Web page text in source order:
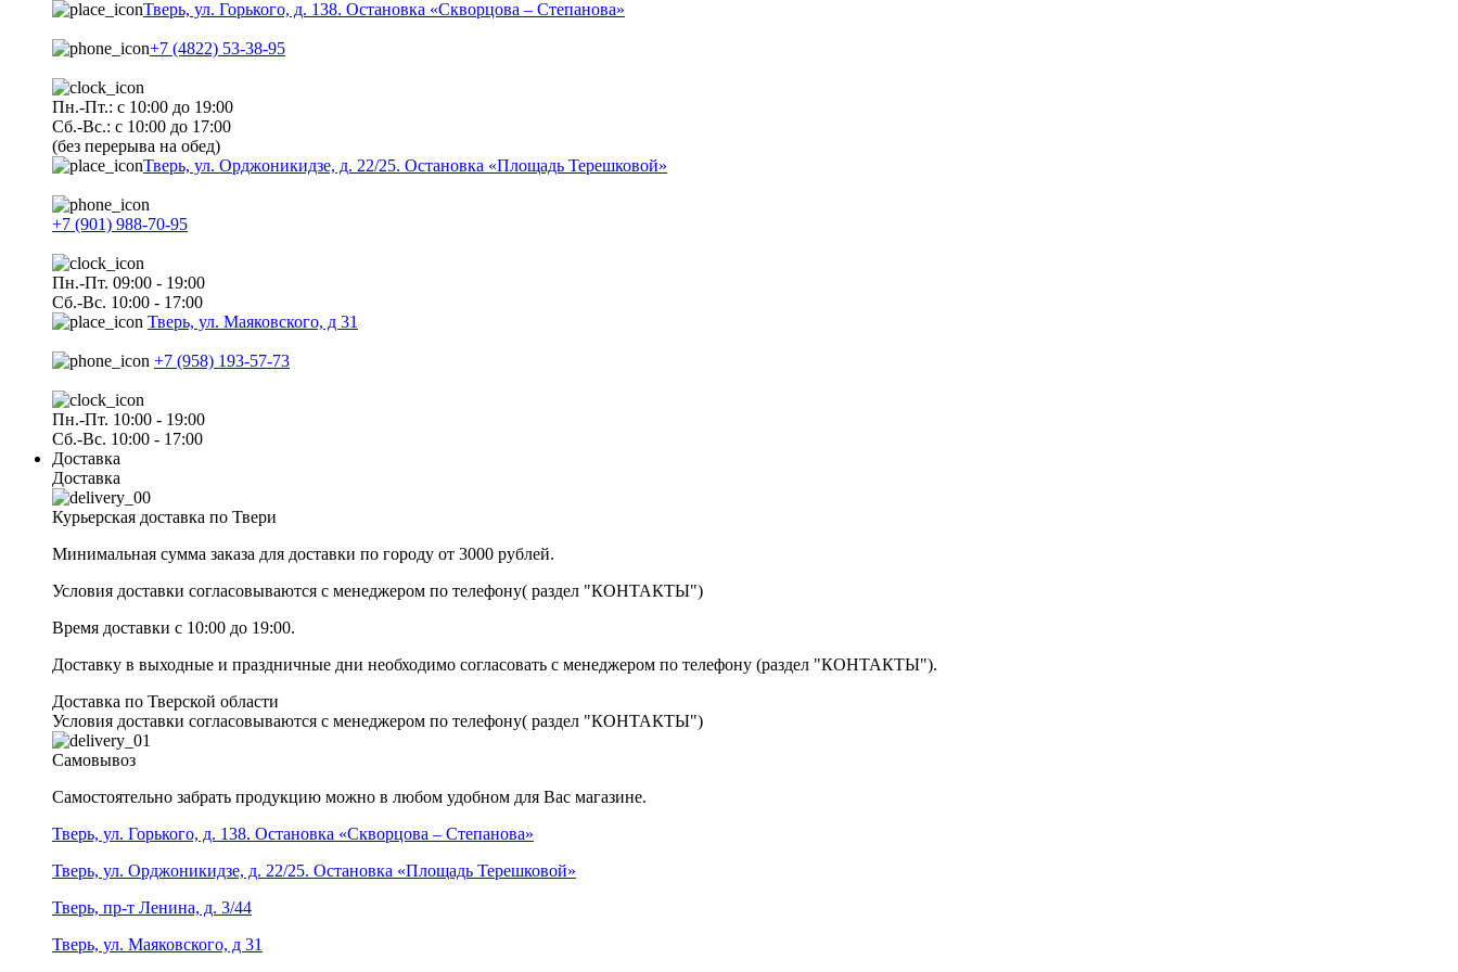
Тверь, ул. Горького, д. 138. Остановка «Скворцова – Степанова»
+7 (4822) 53-38-95
Пн.-Пт.: с 10:00 до 19:00
Сб.-Вс.: с 10:00 до 17:00
(без перерыва на обед)
Тверь, ул. Орджоникидзе, д. 22/25. Остановка «Площадь Терешковой»
+7 (901) 988-70-95
Пн.-Пт. 09:00 - 19:00
Сб.-Вс. 10:00 - 17:00
Тверь, ул. Маяковского, д 31
+7 (958) 193-57-73
Пн.-Пт. 10:00 - 19:00
Сб.-Вс. 10:00 - 17:00
Доставка
Доставка
Курьерская доставка по Твери
Минимальная сумма заказа для доставки по городу от 3000 рублей.
Условия доставки согласовываются с менеджером по телефону( раздел "КОНТАКТЫ")
Время доставки с 10:00 до 19:00.
Доставку в выходные и праздничные дни необходимо согласовать с менеджером по телефону (раздел "КОНТАКТЫ").
Доставка по Тверской области
Условия доставки согласовываются с менеджером по телефону( раздел "КОНТАКТЫ")
Самовывоз
Самостоятельно забрать продукцию можно в любом удобном для Вас магазине.
Тверь, ул. Горького, д. 138. Остановка «Скворцова – Степанова»
Тверь, ул. Орджоникидзе, д. 22/25. Остановка «Площадь Терешковой»
Тверь, пр-т Ленина, д. 3/44
Тверь, ул. Маяковского, д 31